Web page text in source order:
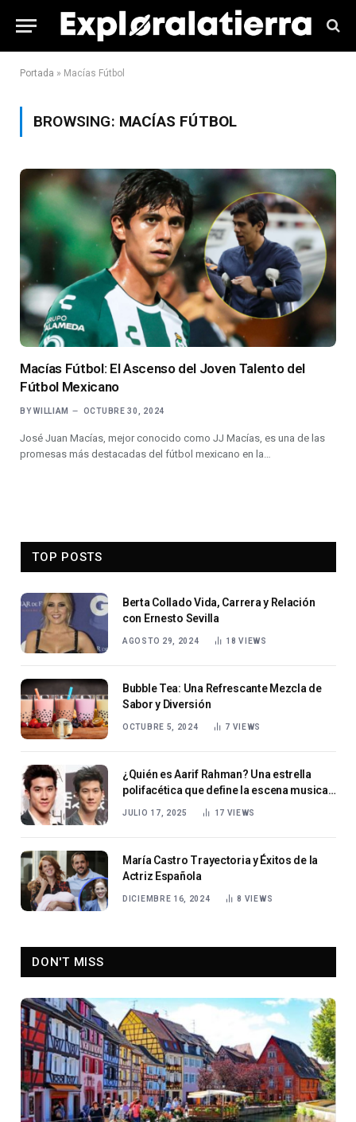
Portada » Macías Fútbol
BROWSING: MACÍAS FÚTBOL
Macías Fútbol: El Ascenso del Joven Talento del
Fútbol Mexicano
BY WILLIAM OCTUBRE 30, 2024
José Juan Macías, mejor conocido como JJ Macías, es una de las
promesas más destacadas del fútbol mexicano en la…
TOP POSTS
Berta Collado Vida, Carrera y Relación
con Ernesto Sevilla
AGOSTO 29, 2024 18VIEWS
Bubble Tea: Una Refrescante Mezcla de
Sabor y Diversión
OCTUBRE 5, 2024 7 VIEWS
¿Quién es Aarif Rahman? Una estrella
polifacética que define la escena musical
y cinematográfica de Hong Kong
JULIO 17, 2025 17 VIEWS
María Castro Trayectoria y Éxitos de la
Actriz Española
DICIEMBRE 16, 2024 8 VIEWS
DON'T MISS